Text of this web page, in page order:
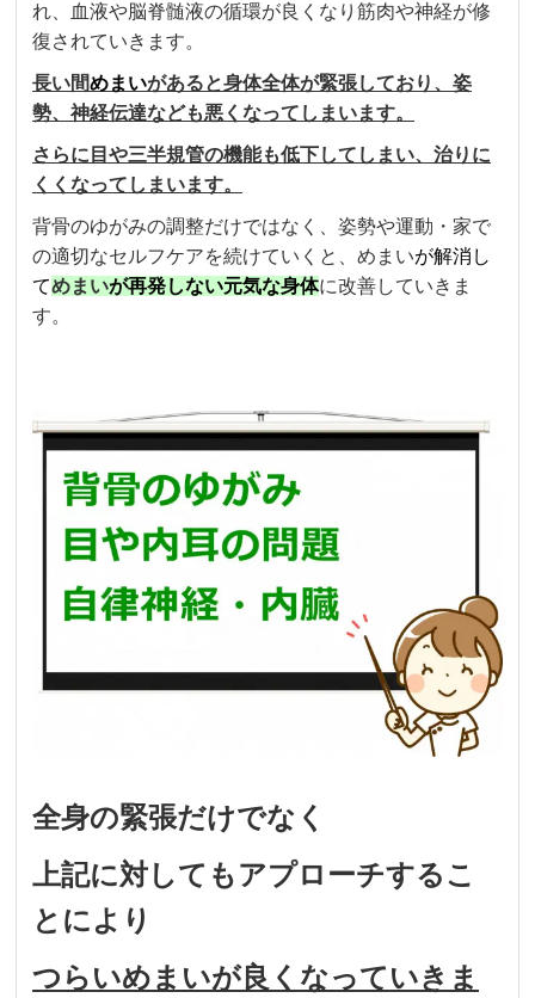
れ、血液や脳脊髄液の循環が良くなり筋肉や神経が修
復されていきます。
長い間めまいがあると身体全体が緊張しており、姿
勢、神経伝達なども悪くなってしまいます。
さらに目や三半規管の機能も低下してしまい、治りに
くくなってしまいます。
背骨のゆがみの調整だけではなく、姿勢や運動・家で
の適切なセルフケアを続けていくと、めまいが解消し
てめまいが再発しない元気な身体に改善していきま
す。
全身の緊張だけでなく
上記に対してもアプローチするこ
とにより
つらいめまいが良くなっていきま